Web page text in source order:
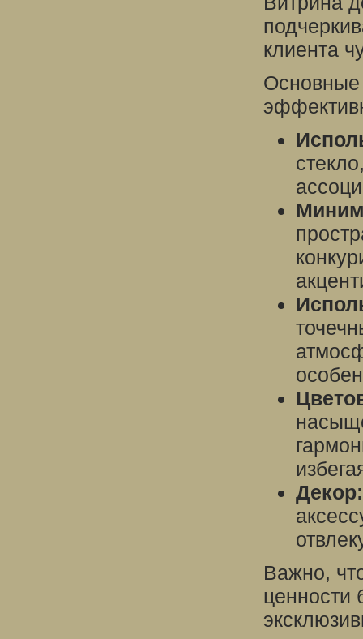
клиента
Основные
Декор:
Важно,
ценности